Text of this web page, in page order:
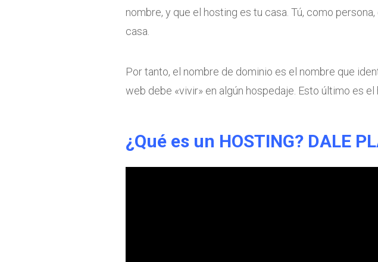
nombre, y que el hosting es tu casa. Tú, como
casa.
Por tanto, el nombre de dominio es el nombre que
web debe «vivir» en algún hospedaje. Esto último es
¿Qué es un HOSTING? DALE